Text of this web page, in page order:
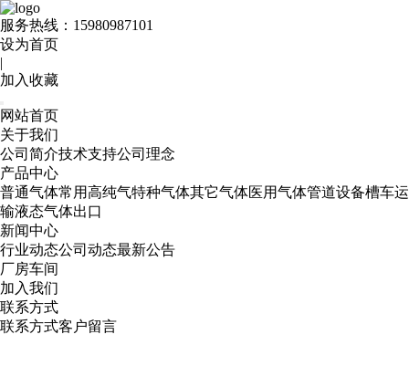
服务热线： 15980987101
设为首页
|
加入收藏
网站首页
关于我们
公司简介技术支持公司理念
产品中心
普通气体常用高纯气特种气体其它气体医用气体管道设备槽车运
输液态气体出口
新闻中心
行业动态公司动态最新公告
厂房车间
加入我们
联系方式
联系方式客户留言